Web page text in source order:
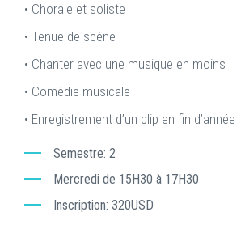
• Chorale et soliste
• Tenue de scène
• Chanter avec une musique en moins
• Comédie musicale
• Enregistrement d’un clip en fin d’année
Semestre 2
Mercredi de 15H30 à 17H30
Inscription 320USD